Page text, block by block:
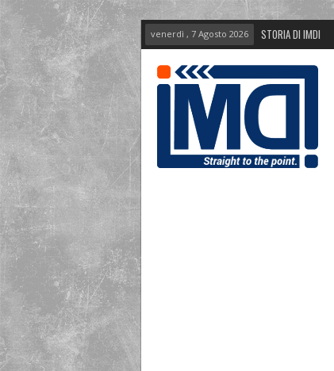
venerdì , 7 Agosto 2026 STORIA DI IMDI